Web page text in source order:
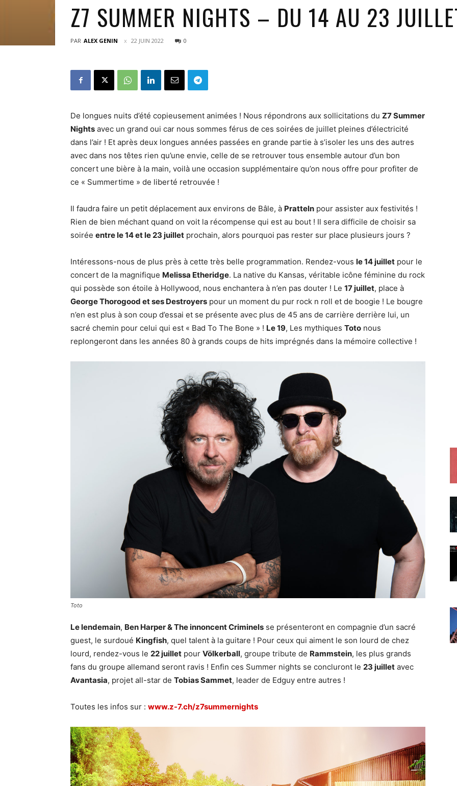
Z7 SUMMER NIGHTS – DU 14 AU 23
PAR ALEX GENIN 22 JUIN 2022 0
De longues nuits d’été copieusement animées ! Nous répondrons aux sollicitations du Z7 Summer
Nights avec un grand oui car nous sommes férus de ces soirées de juillet pleines d’électricité
dans l’air ! Et après deux longues années passées en grande partie à s’isoler les uns des autres
avec dans nos têtes rien qu’une envie, celle de se retrouver tous ensemble autour d’un bon
concert une bière à la main, voilà une occasion supplémentaire qu’on nous offre pour profiter de
ce « Summertime » de liberté retrouvée !
Il faudra faire un petit déplacement aux environs de Bâle, à Pratteln pour assister aux festivités !
Rien de bien méchant quand on voit la récompense qui est au bout ! Il sera difficile de choisir sa
soirée entre le 14 et le 23 juillet prochain, alors pourquoi pas rester sur place plusieurs jours ?
Intéressons-nous de plus près à cette très belle programmation. Rendez-vous le 14 juillet pour le
concert de la magnifique Melissa Etheridge. La native du Kansas, véritable icône féminine du rock
qui possède son étoile à Hollywood, nous enchantera à n’en pas douter ! Le 17 juillet, place à
George Thorogood et ses Destroyers pour un moment du pur rock n roll et de boogie ! Le bougre
n’en est plus à son coup d’essai et se présente avec plus de 45 ans de carrière derrière lui, un
sacré chemin pour celui qui est « Bad To The Bone » ! Le 19, Les mythiques Toto nous
replongeront dans les années 80 à grands coups de hits imprégnés dans la mémoire collective !
Toto
Le lendemain, Ben Harper & The innoncent Criminels se présenteront en compagnie d’un sacré
guest, le surdoué Kingfish, quel talent à la guitare ! Pour ceux qui aiment le son lourd de chez
lourd, rendez-vous le 22 juillet pour Völkerball, groupe tribute de Rammstein, les plus grands
fans du groupe allemand seront ravis ! Enfin ces Summer nights se concluront le 23 juillet avec
Avantasia, projet all-star de Tobias Sammet, leader de Edguy entre autres !
Toutes les infos sur : www.z-7.ch/z7summernights